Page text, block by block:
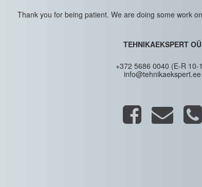
Thank you for being patient. We are doing some work
TEHNIKAEKSPERT OÜ
+372 5686 0040 (E-R 10-
info@tehnikaekspert.ee